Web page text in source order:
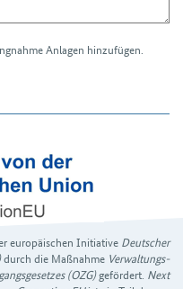
Anlagen hinzufügen.
europäischen Initiative Deutscher
durch die Maßnahme Verwaltungs­
(OZG)gefördert. Next